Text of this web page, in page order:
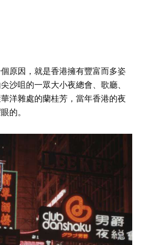
原因，就是香港擁有豐富而多姿
沙咀的一眾大小夜總會、歌廳、
洋雜處的蘭桂芳，當年香港的夜
的。